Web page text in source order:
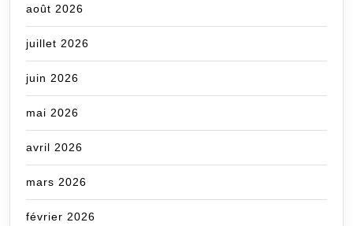
août 2026
juillet 2026
juin 2026
mai 2026
avril 2026
mars 2026
février 2026